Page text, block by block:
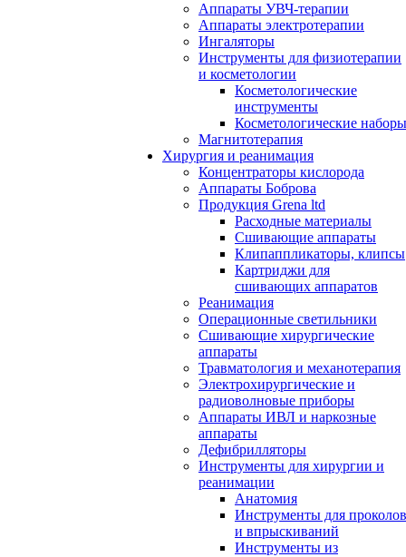
Аппараты УВЧ-терапии
Аппараты электротерапии
Ингаляторы
Инструменты для физиотерапии
и косметологии
Косметологические
инструменты
Косметологические наборы
Магнитотерапия
Хирургия и реанимация
Концентраторы кислорода
Аппараты Боброва
Продукция Grena ltd
Расходные материалы
Сшивающие аппараты
Клипаппликаторы, клипсы
Картриджи для
сшивающих аппаратов
Реанимация
Операционные светильники
Сшивающие хирургические
аппараты
Травматология и механотерапия
Электрохирургические и
радиоволновые приборы
Аппараты ИВЛ и наркозные
аппараты
Дефибрилляторы
Инструменты для хирургии и
реанимации
Анатомия
Инструменты для проколов
и впрыскиваний
Инструменты из